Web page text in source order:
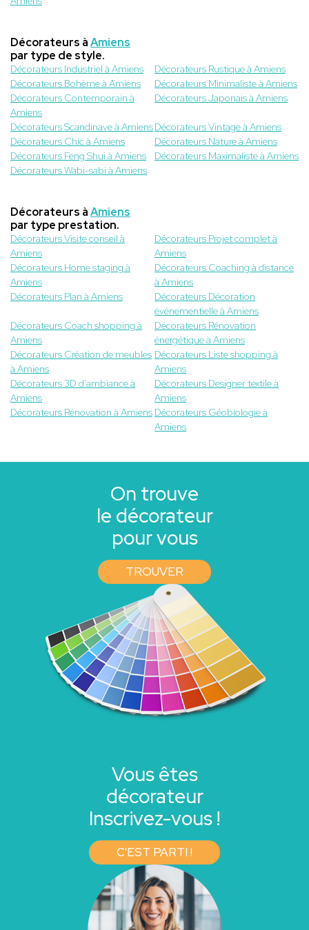
Décorateurs àAmiens
par type de style.
Décorateurs Industriel à Amiens
Décorateurs Rustique à Amiens
Décorateurs Bohème à Amiens
Décorateurs Minimaliste à Amiens
Décorateurs Contemporain à
Amiens
Décorateurs Japonais à Amiens
Décorateurs Scandinave à AmiensDécorateurs Vintage à Amiens
Décorateurs Chic à Amiens
Décorateurs Nature à Amiens
Décorateurs Feng Shui à Amiens
Décorateurs Maximaliste à Amiens
Décorateurs Wabi-sabi à Amiens
Décorateurs àAmiens
par type prestation.
Décorateurs Visite conseil à
Amiens
Décorateurs Projet complet à
Amiens
Décorateurs Home staging à
Amiens
Décorateurs Coaching à distance
à Amiens
Décorateurs Plan à Amiens
Décorateurs Décoration
événementielle à Amiens
Décorateurs Coach shopping à
Amiens
Décorateurs Rénovation
énergétique à Amiens
Décorateurs Création de meubles
à Amiens
Décorateurs Liste shopping à
Amiens
Décorateurs 3D d'ambiance à
Amiens
Décorateurs Designer textile à
Amiens
Décorateurs Rénovation à Amiens Décorateurs Géobiologie à
Amiens
On trouve
le décorateur
pour vous
TROUVER
Vous êtes
décorateur
Inscrivez-vous !
C'EST PARTI !